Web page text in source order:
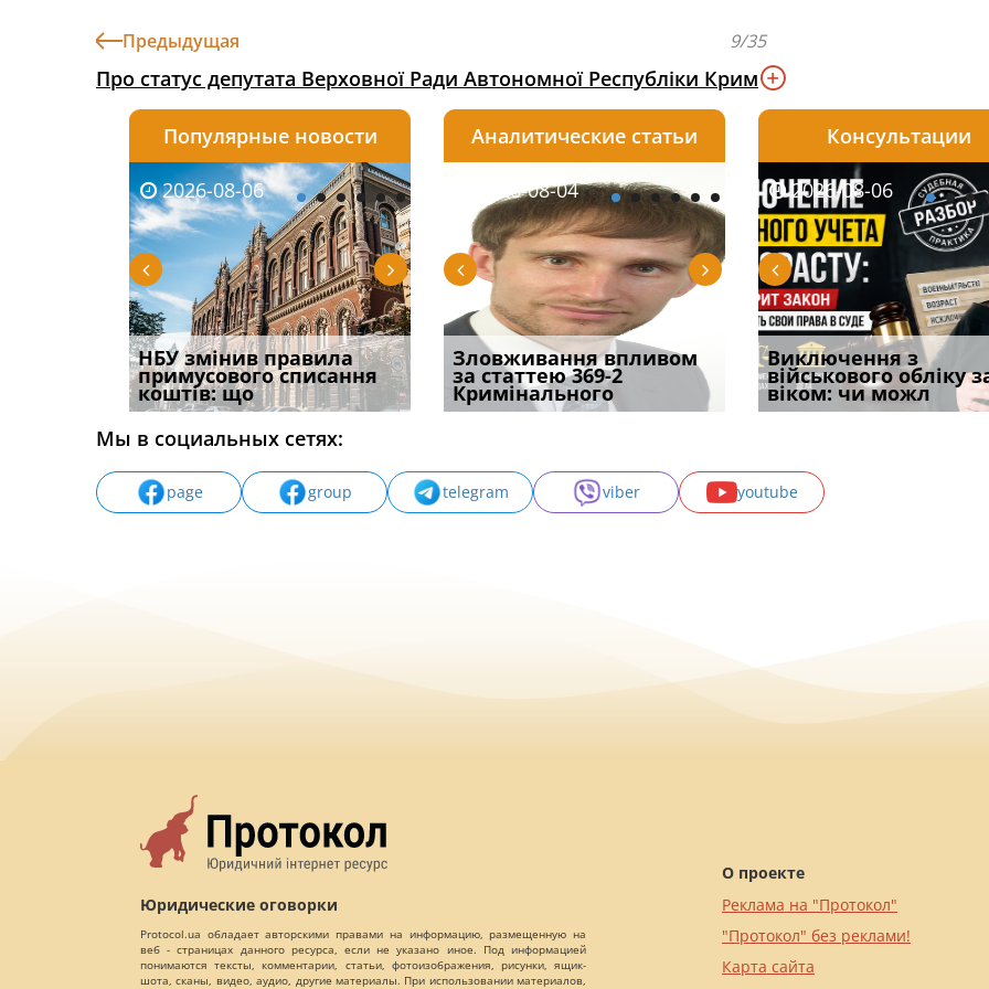
Предыдущая 9/35
Про статус депутата Верховної Ради Автономної Республіки Крим
Популярные новости
2026-08-06
НБУ змінив правила
примусового списання
коштів: що
2026-08-06
Якщо суд встановив для
відшкодування шкоди
наявніс
2026-08-06
Документи, на яких не
проставляється
апостиль: пер
Аналитические статьи
2026-08-03
Водії можуть отримати
компенсацію за
незаконні дії
2026-08-04
Зловживання впливом
за статтею 369-2
Кримінального
2026-08-04
Переоформлення
відстрочки за іншою
підставою: нов
Консультации
2026-08-05
Особливості захисту у
кримінальному
провадженні: я
2026-08-06
Виключення з
військового обліку
віком: чи можл
2026-07-30
Восьмий ААС
підтвердив, що
може скас
Мы в социальных сетях:
page group telegram viber youtube
Юридические оговорки
Protocol.ua обладает авторскими правами на информацию, размещенную на
веб - страницах данного ресурса, если не указано иное. Под информацией
понимаются тексты, комментарии, статьи, фотоизображения, рисунки, ящик-
шота, сканы, видео, аудио, другие материалы. При использовании материалов,
О проекте
Реклама на "Протокол"
"Протокол" без реклами!
Карта сайта